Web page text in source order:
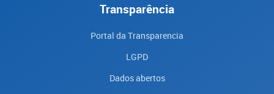
Transparência
Portal da Transparencia
LGPD
Dados abertos